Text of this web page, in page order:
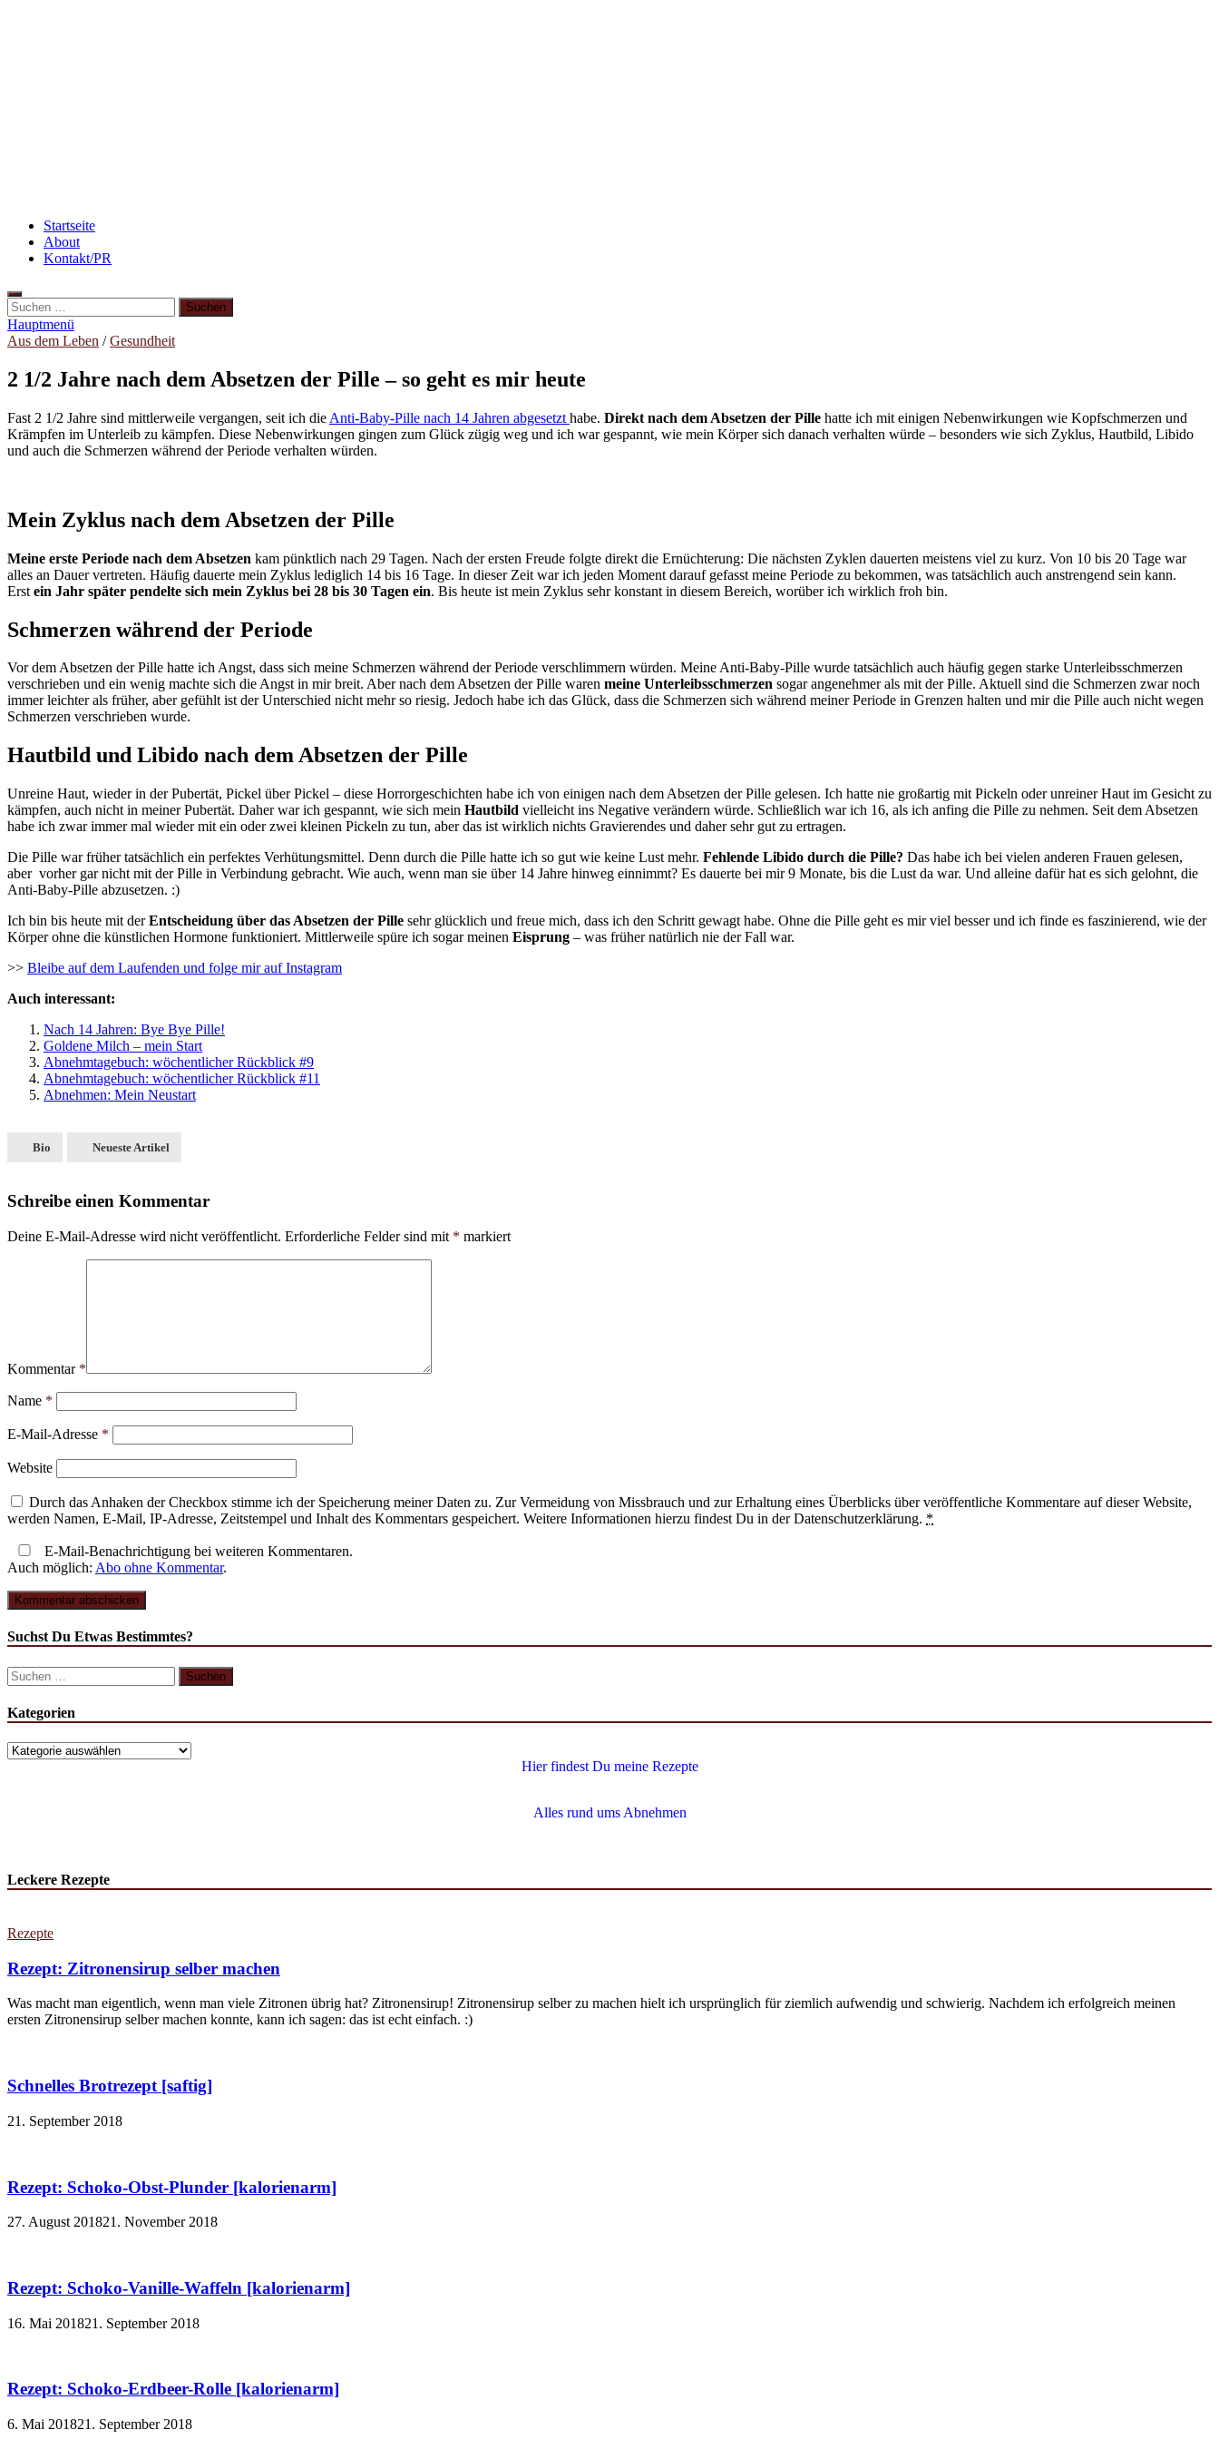
Startseite
About
Kontakt/PR
Hauptmenü
Aus dem Leben /Gesundheit
2 1/2 Jahre nach dem Absetzen der Pille – so geht es mir heute
Fast 2 1/2 Jahre sind mittlerweile vergangen, seit ich die Anti-Baby-Pille nach 14 Jahren abgesetzt habe. Direkt nach dem Absetzen der Pille hatte ich mit einigen Nebenwirkungen wie Kopfschmerzen und
Krämpfen im Unterleib zu kämpfen. Diese Nebenwirkungen gingen zum Glück zügig weg und ich war gespannt, wie mein Körper sich danach verhalten würde – besonders wie sich Zyklus, Hautbild, Libido
und auch die Schmerzen während der Periode verhalten würden.
Mein Zyklus nach dem Absetzen der Pille
Meine erste Periode nach dem Absetzen kam pünktlich nach 29 Tagen. Nach der ersten Freude folgte direkt die Ernüchterung: Die nächsten Zyklen dauerten meistens viel zu kurz. Von 10 bis 20 Tage war
alles an Dauer vertreten. Häufig dauerte mein Zyklus lediglich 14 bis 16 Tage. In dieser Zeit war ich jeden Moment darauf gefasst meine Periode zu bekommen, was tatsächlich auch anstrengend sein kann.
Erst ein Jahr später pendelte sich mein Zyklus bei 28 bis 30 Tagen ein. Bis heute ist mein Zyklus sehr konstant in diesem Bereich, worüber ich wirklich froh bin.
Schmerzen während der Periode
Vor dem Absetzen der Pille hatte ich Angst, dass sich meine Schmerzen während der Periode verschlimmern würden. Meine Anti-Baby-Pille wurde tatsächlich auch häufig gegen starke Unterleibsschmerzen
verschrieben und ein wenig machte sich die Angst in mir breit. Aber nach dem Absetzen der Pille waren meine Unterleibsschmerzen sogar angenehmer als mit der Pille. Aktuell sind die Schmerzen zwar noch
immer leichter als früher, aber gefühlt ist der Unterschied nicht mehr so riesig. Jedoch habe ich das Glück, dass die Schmerzen sich während meiner Periode in Grenzen halten und mir die Pille auch nicht wegen
Schmerzen verschrieben wurde.
Hautbild und Libido nach dem Absetzen der Pille
Unreine Haut, wieder in der Pubertät, Pickel über Pickel – diese Horrorgeschichten habe ich von einigen nach dem Absetzen der Pille gelesen. Ich hatte nie großartig mit Pickeln oder unreiner Haut im Gesicht zu
kämpfen, auch nicht in meiner Pubertät. Daher war ich gespannt, wie sich mein Hautbild vielleicht ins Negative verändern würde. Schließlich war ich 16, als ich anfing die Pille zu nehmen. Seit dem Absetzen
habe ich zwar immer mal wieder mit ein oder zwei kleinen Pickeln zu tun, aber das ist wirklich nichts Gravierendes und daher sehr gut zu ertragen.
Die Pille war früher tatsächlich ein perfektes Verhütungsmittel. Denn durch die Pille hatte ich so gut wie keine Lust mehr. Fehlende Libido durch die Pille? Das habe ich bei vielen anderen Frauen gelesen,
aber vorher gar nicht mit der Pille in Verbindung gebracht. Wie auch, wenn man sie über 14 Jahre hinweg einnimmt? Es dauerte bei mir 9 Monate, bis die Lust da war. Und alleine dafür hat es sich gelohnt, die
Anti-Baby-Pille abzusetzen. :)
Ich bin bis heute mit derEntscheidung über das Absetzen der Pille sehr glücklich und freue mich, dass ich den Schritt gewagt habe. Ohne die Pille geht es mir viel besser und ich finde es faszinierend, wie der
Körper ohne die künstlichen Hormone funktioniert. Mittlerweile spüre ich sogar meinen Eisprung – was früher natürlich nie der Fall war.
>> Bleibe auf dem Laufenden und folge mir auf Instagram
Auch interessant:
Nach 14 Jahren: Bye Bye Pille!
Goldene Milch – mein Start
Abnehmtagebuch: wöchentlicher Rückblick #9
Abnehmtagebuch: wöchentlicher Rückblick #11
Abnehmen: Mein Neustart
Bio Neueste Artikel
Schreibe einen Kommentar
Deine E-Mail-Adresse wird nicht veröffentlicht. Erforderliche Felder sind mit * markiert
Kommentar *
Name *
E-Mail-Adresse *
Website
Durch das Anhaken der Checkbox stimme ich der Speicherung meiner Daten zu. Zur Vermeidung von Missbrauch und zur Erhaltung eines Überblicks über veröffentliche Kommentare auf dieser Website,
werden Namen, E-Mail, IP-Adresse, Zeitstempel und Inhalt des Kommentars gespeichert. Weitere Informationen hierzu findest Du in der Datenschutzerklärung. *
E-Mail-Benachrichtigung bei weiteren Kommentaren.
Auch möglich: Abo ohne Kommentar.
Suchst Du Etwas Bestimmtes?
Kategorien
Hier findest Du meine Rezepte
Alles rund ums Abnehmen
Leckere Rezepte
Rezepte
Rezept: Zitronensirup selber machen
Was macht man eigentlich, wenn man viele Zitronen übrig hat? Zitronensirup! Zitronensirup selber zu machen hielt ich ursprünglich für ziemlich aufwendig und schwierig. Nachdem ich erfolgreich meinen
ersten Zitronensirup selber machen konnte, kann ich sagen: das ist echt einfach. :)
Schnelles Brotrezept [saftig]
21. September 2018
Rezept: Schoko-Obst-Plunder [kalorienarm]
27. August 201821. November 2018
Rezept: Schoko-Vanille-Waffeln [kalorienarm]
16. Mai 201821. September 2018
Rezept: Schoko-Erdbeer-Rolle [kalorienarm]
6. Mai 201821. September 2018